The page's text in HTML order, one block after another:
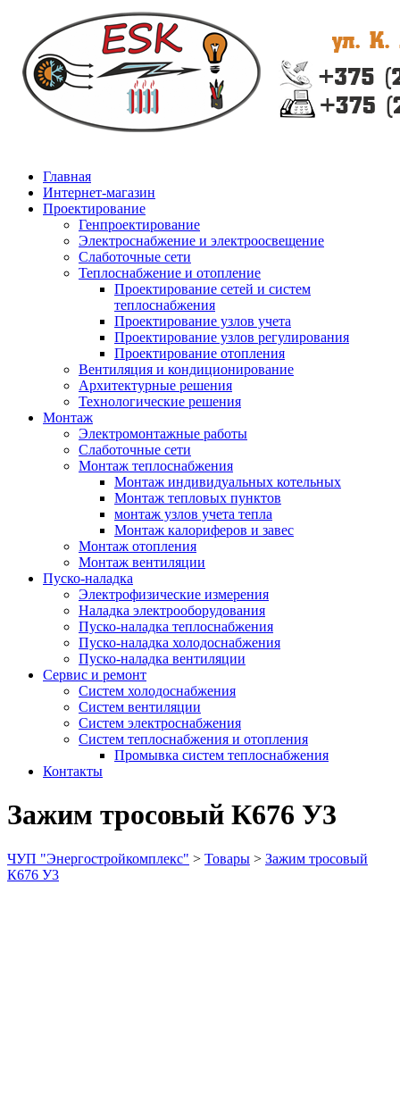
Главная
Интернет-магазин
Проектирование
Генпроектирование
Электроснабжение и электроосвещение
Слаботочные сети
Теплоснабжение и отопление
Проектирование сетей и систем
теплоснабжения
Проектирование узлов учета
Проектирование узлов регулирования
Проектирование отопления
Вентиляция и кондиционирование
Архитектурные решения
Технологические решения
Монтаж
Электромонтажные работы
Слаботочные сети
Монтаж теплоснабжения
Монтаж индивидуальных котельных
Монтаж тепловых пунктов
монтаж узлов учета тепла
Монтаж калориферов и завес
Монтаж отопления
Монтаж вентиляции
Пуско-наладка
Электрофизические измерения
Наладка электрооборудования
Пуско-наладка теплоснабжения
Пуско-наладка холодоснабжения
Пуско-наладка вентиляции
Сервис и ремонт
Систем холодоснабжения
Систем вентиляции
Систем электроснабжения
Систем теплоснабжения и отопления
Промывка систем теплоснабжения
Контакты
Зажим тросовый К676 У3
ЧУП "Энергостройкомплекс" > Товары > Зажим тросовый
К676 У3